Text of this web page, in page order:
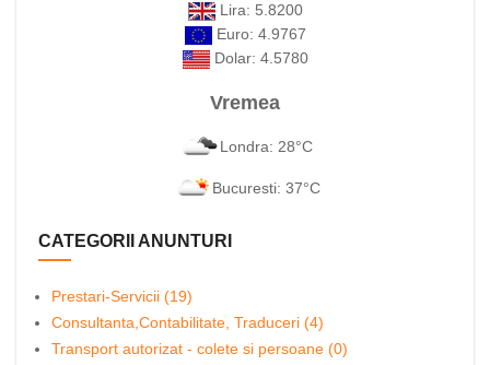
Lira: 5.8200
Euro: 4.9767
Dolar: 4.5780
Vremea
Londra: 28°C
Bucuresti: 37°C
CATEGORII ANUNTURI
Prestari-Servicii (19)
Consultanta,Contabilitate, Traduceri (4)
Transport autorizat - colete si persoane (0)